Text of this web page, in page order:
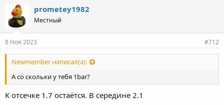
prometey1982
Местный
8 Ноя 2023 #712
Newmember написал(а):
А со скольки у тебя 1bar?
К отсечке 1.7 остаётся. В середине 2.1